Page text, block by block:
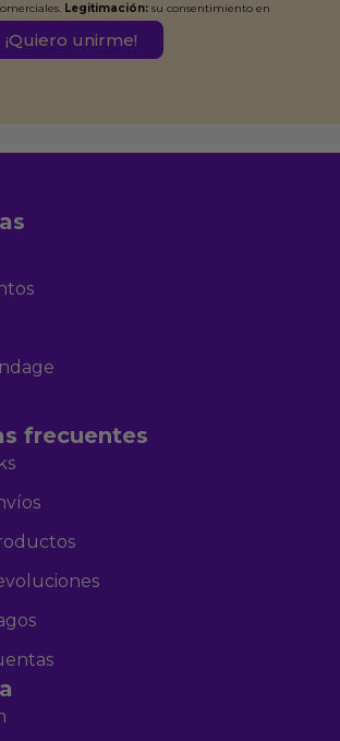
Legitimación: su consentimiento en
Ferran Roig Muñoz. Podrás ejercer tus
frecuentes